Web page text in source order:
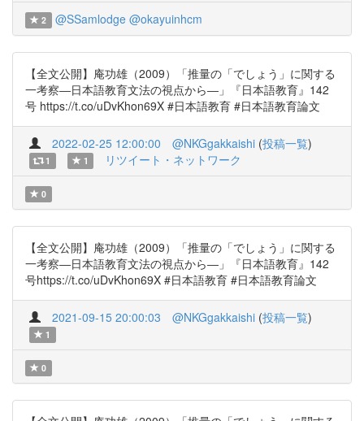
2 @SSamlodge @okayuinhcm
【全文公開】庵功雄（2009）「推量の「でしょう」に関する
一考察―日本語教育文法の視点から―」『日本語教育』142
号 https://t.co/uDvKhon69X #日本語教育 #日本語教育論文
2022-02-25 12:00:00 @NKGgakkaishi (投稿一覧)
1 1 リツイート・ネットワーク
0
【全文公開】庵功雄（2009）「推量の「でしょう」に関する
一考察―日本語教育文法の視点から―」『日本語教育』142
号https://t.co/uDvKhon69X #日本語教育 #日本語教育論文
2021-09-15 20:00:03 @NKGgakkaishi (投稿一覧)
1
0